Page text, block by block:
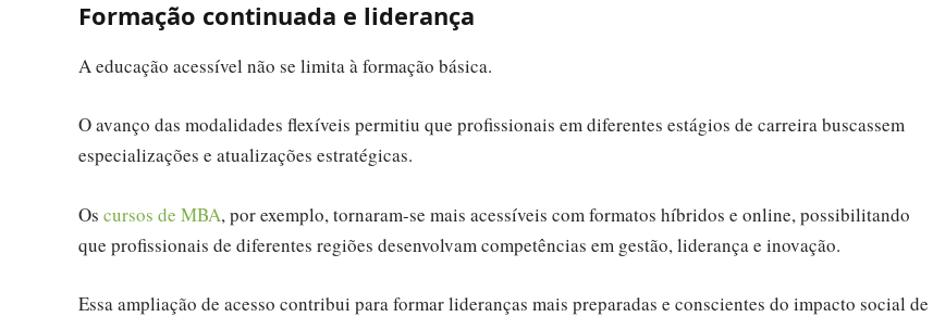
Formação continuada e liderança
A educação acessível não se limita à formação básica.
O avanço das modalidades flexíveis permitiu que profissionais em diferentes estágios de carreira buscassem
especializações e atualizações estratégicas.
Os cursos de MBA, por exemplo, tornaram-se mais acessíveis com formatos híbridos e online, possibilitando
que profissionais de diferentes regiões desenvolvam competências em gestão, liderança e inovação.
Essa ampliação de acesso contribui para formar lideranças mais preparadas e conscientes do impacto social de